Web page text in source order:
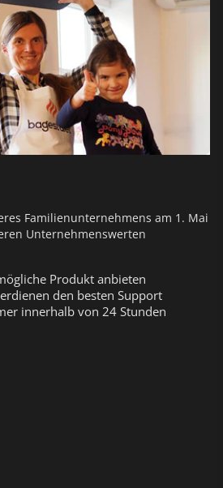
Familienunternehmens am 1. Mai
Unternehmenswerten
Produkt anbieten
den besten Support
innerhalb von 24 Stunden